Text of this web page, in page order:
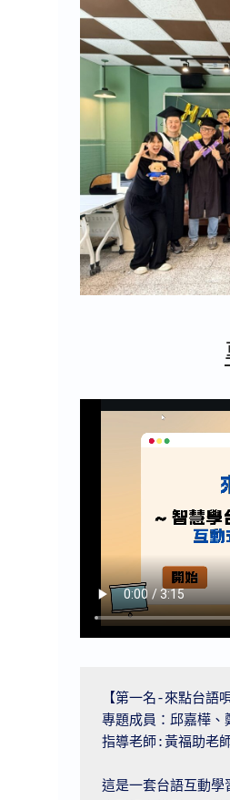
【第一名-來點台語唄
專題成員：邱嘉樺、
指導老師:黃福助老
這是一套台語互動學